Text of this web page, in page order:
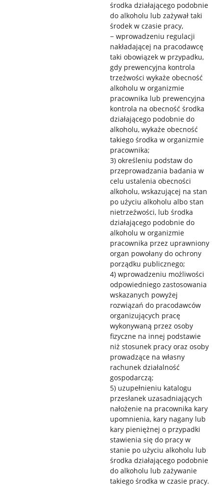
środka działającego podobnie
do alkoholu lub zażywał taki
środek w czasie pracy,
− wprowadzeniu regulacji
nakładającej na pracodawcę
taki obowiązek w przypadku,
gdy prewencyjna kontrola
trzeźwości wykaże obecność
alkoholu w organizmie
pracownika lub prewencyjna
kontrola na obecność środka
działającego podobnie do
alkoholu, wykaże obecność
takiego środka w organizmie
pracownika;
3) określeniu podstaw do
przeprowadzania badania w
celu ustalenia obecności
alkoholu, wskazującej na stan
po użyciu alkoholu albo stan
nietrzeźwości, lub środka
działającego podobnie do
alkoholu w organizmie
pracownika przez uprawniony
organ powołany do ochrony
porządku publicznego;
4) wprowadzeniu możliwości
odpowiedniego zastosowania
wskazanych powyżej
rozwiązań do pracodawców
organizujących pracę
wykonywaną przez osoby
fizyczne na innej podstawie
niż stosunek pracy oraz osoby
prowadzące na własny
rachunek działalność
gospodarczą;
5) uzupełnieniu katalogu
przesłanek uzasadniających
nałożenie na pracownika kary
upomnienia, kary nagany lub
kary pieniężnej o przypadki
stawienia się do pracy w
stanie po użyciu alkoholu lub
środka działającego podobnie
do alkoholu lub zażywanie
takiego środka w czasie pracy.